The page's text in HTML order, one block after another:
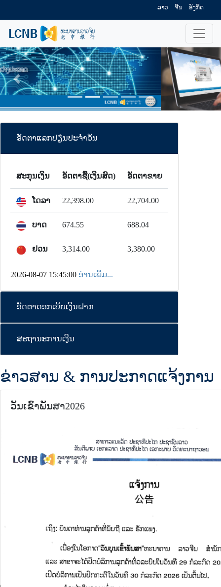
ລາວ ຈີນ ອັງກິດ
ກັບຄືນ ໄປຕໍ່
ອັດຕາແລກປຽ່ນປະຈຳວັນ
ສະກຸນເງິນ ອັດຕາຊື້(ເງິນສົດ) ອັດຕາຂາຍ
ໂດລາ 22,398.00 22,704.00
ບາດ 674.55 688.04
ຢວນ 3,314.00 3,380.00
2026-08-07 15:45:00 ອ່ານເພີ່ມ...
ອັດຕາດອກເບ້ຍເງິນຝາກ
ສະຖານະການເງີນ
ຂ່າວສານ & ການປະກາດແຈ້ງການ
ວັນເຂົ້າພັນສາ2026